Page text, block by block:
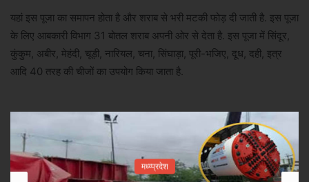
यहां इस पूजा का समापन होता है और शराब से भरी मटकी फोड़ दी जाती है. इस पूजा
के लिए आबकारी विभाग 31 बोतल शराब अपनी ओर से देता है. इस पूजा में सिंदूर,
कुंकुम, अबीर, मेहंदी, चूड़ी, नारियल, चना, सिंघाड़ा, पूरी-भजिए, दूध, दही, इत्र
आदि 40 तरह की चीजों का उपयोग किया जाता है.
मध्य्प्रदेश